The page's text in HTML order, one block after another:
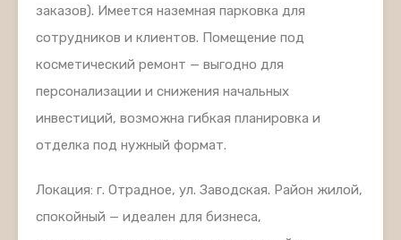
заказов). Имеется наземная парковка для
сотрудников и клиентов. Помещение под
косметический ремонт — выгодно для
персонализации и снижения начальных
инвестиций, возможна гибкая планировка и
отделка под нужный формат.
Локация: г. Отрадное, ул. Заводская. Район жилой,
спокойный — идеален для бизнеса,